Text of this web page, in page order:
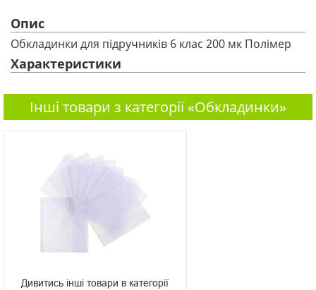
Опис
Обкладинки для підручників 6 клас 200 мк Полімер
Характеристики
Інші товари з категорії «Обкладинки»
Дивитись інші товари в категорії